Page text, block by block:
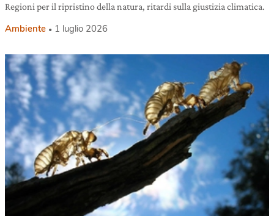
Regioni per il ripristino della natura, ritardi sulla giustizia climatica.
Ambiente 1 luglio 2026